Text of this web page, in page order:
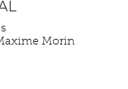
Morin